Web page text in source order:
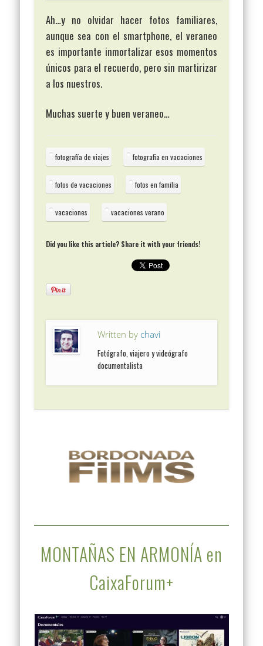
Ah…y no olvidar hacer fotos familiares,
aunque sea con el smartphone, el veraneo
es importante inmortalizar esos momentos
únicos para el recuerdo, pero sin martirizar
a los nuestros.
Muchas suerte y buen veraneo…
fotografía de viajes fotografia en vacaciones
fotos de vacaciones fotos en familia
vacaciones vacaciones verano
Did you like this article? Share it with your friends!
Written by chavi
Fotógrafo, viajero y videógrafo
documentalista
MONTAÑAS EN ARMONÍA en
CaixaForum+